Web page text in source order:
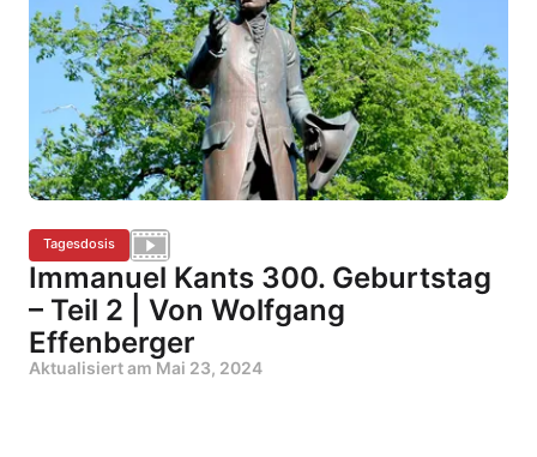
Tagesdosis
Immanuel Kants 300. Geburtstag
– Teil 2 | Von Wolfgang
Effenberger
Aktualisiert am Mai 23, 2024